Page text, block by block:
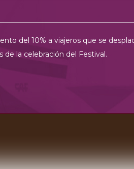
del 10% a viajeros que se
la celebración del Festival.